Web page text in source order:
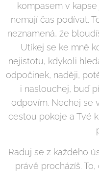
kompasem v
nemají čas podívat.
neznamená, že
Utíkej se ke mně
nejistotu, kdykoli
odpočinek, naději,
i naslouchej, buď
odpovím. Nechej se
cestou pokoje a Tvé
Raduj se z každého
právě procházíš.